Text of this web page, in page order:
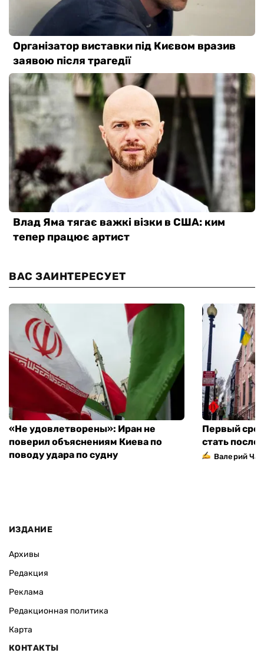
ВАС ЗАИНТЕРЕСУЕТ
«Не удовлетворены»: Иран не
поверил объяснениям Киева по
поводу удара по судну
Первый
стать
Валерий
ИЗДАНИЕ
Архивы
Редакция
Реклама
Редакционная политика
Карта
КОНТАКТЫ